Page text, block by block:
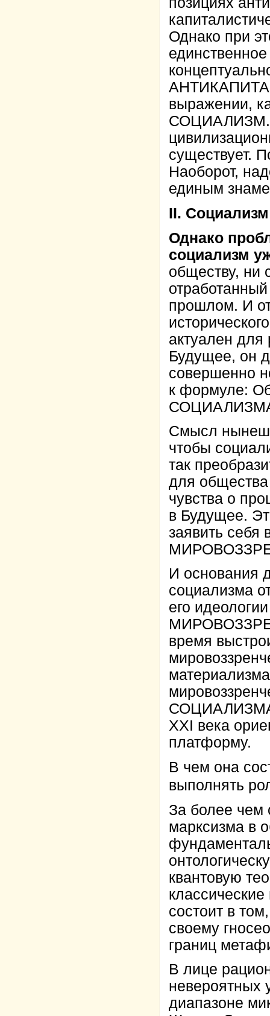
Однако при
выражении,
СОЦИАЛИЗМ.
существует.
Наоборот,
единым
II.
Однако
социализм
обществу, ни
прошлом. И
актуален
Будущее, он
совершенно
к формуле:
Смысл
чтобы
так
для общества
чувства о
в Будущее.
заявить
И основания
социализма
его
время
СОЦИАЛИЗМА
XXI века
платформу.
В чем она
выполнять
За более чем
марксизма в
квантовую
состоит в
своему
границ
В лице
невероятных
диапазоне